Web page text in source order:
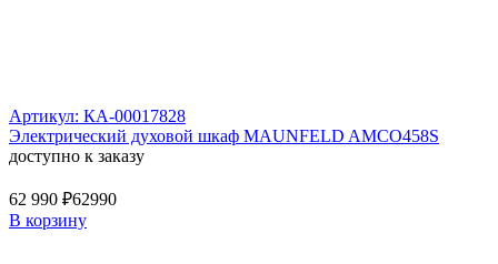
Артикул: КА-00017828
Электрический духовой шкаф MAUNFELD AMCO458S
доступно к заказу
62 990 ₽62990
В корзину